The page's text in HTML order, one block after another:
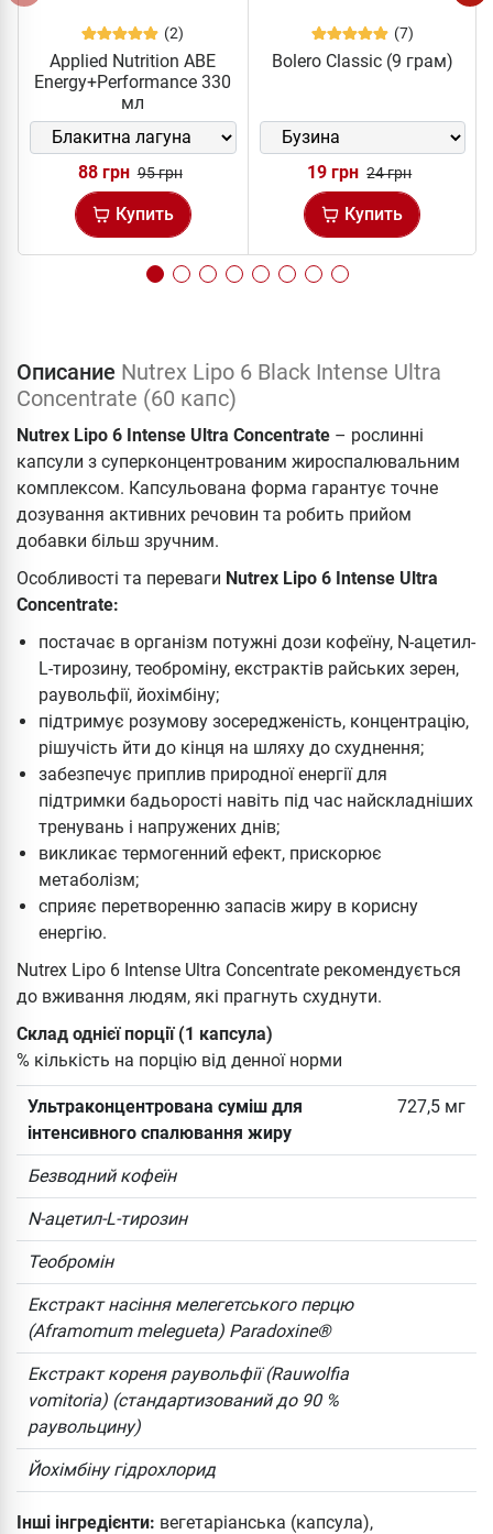
(2)
Applied Nutrition ABE
Energy+Performance 330
мл
88 грн 95 грн
Купить
(7)
Bolero Classic (9 грам)
19 грн 24 грн
Купить
Описание Nutrex Lipo 6 Black Intense Ultra
Concentrate (60 капс)
Nutrex Lipo 6 Intense Ultra Concentrate – рослинні
капсули з суперконцентрованим жироспалювальним
комплексом. Капсульована форма гарантує точне
дозування активних речовин та робить прийом
добавки більш зручним.
Особливості та переваги Nutrex Lipo 6 Intense Ultra
Concentrate:
постачає в організм потужні дози кофеїну, N-ацетил-
L-тирозину, теоброміну, екстрактів райських зерен,
раувольфії, йохімбіну;
підтримує розумову зосередженість, концентрацію,
рішучість йти до кінця на шляху до схуднення;
забезпечує приплив природної енергії для
підтримки бадьорості навіть під час найскладніших
тренувань і напружених днів;
викликає термогенний ефект, прискорює
метаболізм;
сприяє перетворенню запасів жиру в корисну
енергію.
Nutrex Lipo 6 Intense Ultra Concentrate рекомендується
до вживання людям, які прагнуть схуднути.
Склад однієї порції (1 капсула)
% кількість на порцію від денної норми
Ультраконцентрована суміш для
інтенсивного спалювання жиру
727,5 мг
Безводний кофеїн
N-ацетил-L-тирозин
Теобромін
Екстракт насіння мелегетського перцю
(Aframomum melegueta) Paradoxine®
Екстракт кореня раувольфії (Rauwolfia
vomitoria) (стандартизований до 90 %
раувольцину)
Йохімбіну гідрохлорид
Інші інгредієнти: вегетаріанська (капсула),